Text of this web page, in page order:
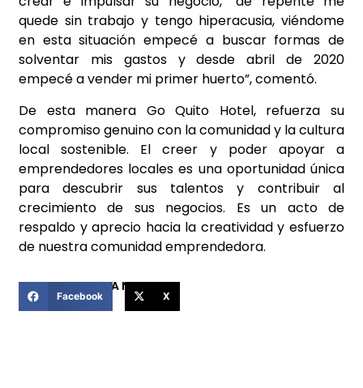
quede sin trabajo y tengo hiperacusia, viéndome
en esta situación empecé a buscar formas de
solventar mis gastos y desde abril de 2020
empecé a vender mi primer huerto”, comentó.
De esta manera Go Quito Hotel, refuerza su
compromiso genuino con la comunidad y la cultura
local sostenible. El creer y poder apoyar a
emprendedores locales es una oportunidad única
para descubrir sus talentos y contribuir al
crecimiento de sus negocios. Es un acto de
respaldo y aprecio hacia la creatividad y esfuerzo
de nuestra comunidad emprendedora.
COMPARTIR ESTA NOTICIA
Facebook X